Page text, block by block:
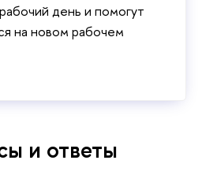
день и помогут
на новом рабочем
и ответы